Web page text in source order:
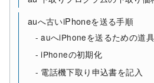
auへ古いiPhoneを送る手順
auへiPhoneを送るための道
iPhoneの初期化
電話機下取り申込書を記入